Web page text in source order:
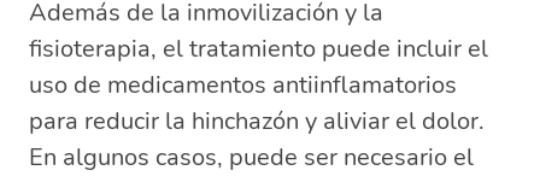
Además de la inmovilización y la
fisioterapia, el tratamiento puede incluir el
uso de medicamentos antiinflamatorios
para reducir la hinchazón y aliviar el dolor.
En algunos casos, puede ser necesario el